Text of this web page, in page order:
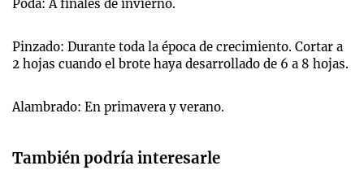
Poda: A finales de invierno.
Pinzado: Durante toda la época de crecimiento. Cortar a
2 hojas cuando el brote haya desarrollado de 6 a 8 hojas.
Alambrado: En primavera y verano.
También podría interesarle